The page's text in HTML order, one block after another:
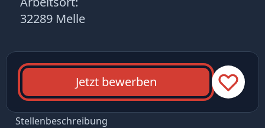
32289 Melle
Jetzt bewerben
Stellenbeschreibung